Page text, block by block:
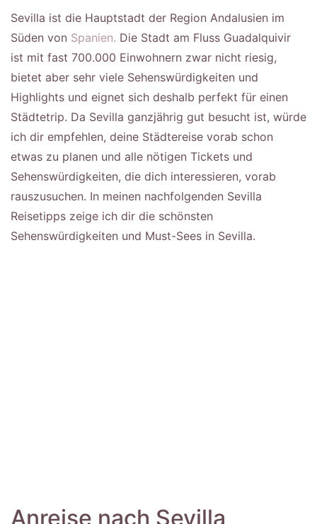
Sevilla ist die Hauptstadt der Region Andalusien im
Süden von Spanien. Die Stadt am Fluss Guadalquivir
ist mit fast 700.000 Einwohnern zwar nicht riesig,
bietet aber sehr viele Sehenswürdigkeiten und
Highlights und eignet sich deshalb perfekt für einen
Städtetrip. Da Sevilla ganzjährig gut besucht ist, würde
ich dir empfehlen, deine Städtereise vorab schon
etwas zu planen und alle nötigen Tickets und
Sehenswürdigkeiten, die dich interessieren, vorab
rauszusuchen. In meinen nachfolgenden Sevilla
Reisetipps zeige ich dir die schönsten
Sehenswürdigkeiten und Must-Sees in Sevilla.
Anreise nach Sevilla